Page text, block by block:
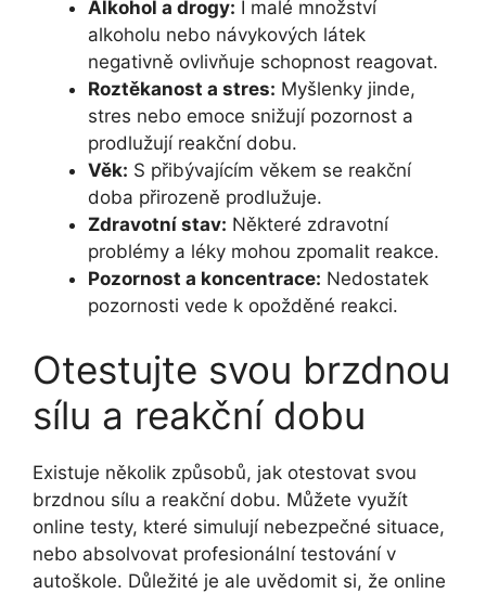
Alkohol a drogy: I malé množství
alkoholu nebo návykových látek
negativně ovlivňuje schopnost reagovat.
Roztěkanost a stres: Myšlenky jinde,
stres nebo emoce snižují pozornost a
prodlužují reakční dobu.
Věk: S přibývajícím věkem se reakční
doba přirozeně prodlužuje.
Zdravotní stav: Některé zdravotní
problémy a léky mohou zpomalit reakce.
Pozornost a koncentrace: Nedostatek
pozornosti vede k opožděné reakci.
Otestujte svou brzdnou
sílu a reakční dobu
Existuje několik způsobů, jak otestovat svou
brzdnou sílu a reakční dobu. Můžete využít
online testy, které simulují nebezpečné situace,
nebo absolvovat profesionální testování v
autoškole. Důležité je ale uvědomit si, že online